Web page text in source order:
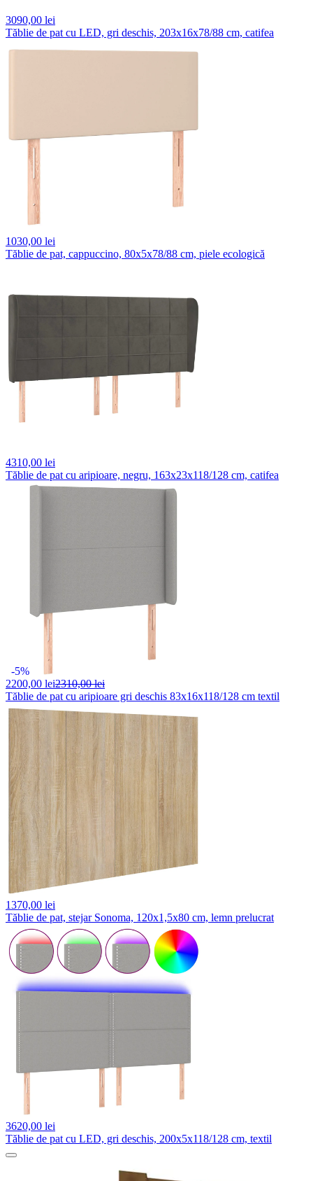
3090,00 lei
Tăblie de pat cu LED, gri deschis, 203x16x78/88 cm, catifea
1030,00 lei
Tăblie de pat, cappuccino, 80x5x78/88 cm, piele ecologică
4310,00 lei
Tăblie de pat cu aripioare, negru, 163x23x118/128 cm, catifea
-5%
2200,00 lei2310,00 lei
Tăblie de pat cu aripioare gri deschis 83x16x118/128 cm textil
1370,00 lei
Tăblie de pat, stejar Sonoma, 120x1,5x80 cm, lemn prelucrat
3620,00 lei
Tăblie de pat cu LED, gri deschis, 200x5x118/128 cm, textil